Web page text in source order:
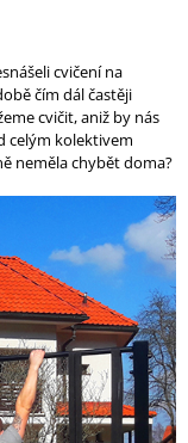
cvičení na
čím dál častěji
cvičit, aniž by nás
celým kolektivem
neměla chybět doma?